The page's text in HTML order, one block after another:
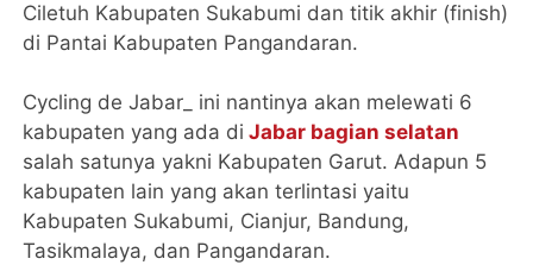
Ciletuh Kabupaten Sukabumi dan titik akhir (finish)
di Pantai Kabupaten Pangandaran.
Cycling de Jabar_ ini nantinya akan melewati 6
kabupaten yang ada di Jabar bagian selatan
salah satunya yakni Kabupaten Garut. Adapun 5
kabupaten lain yang akan terlintasi yaitu
Kabupaten Sukabumi, Cianjur, Bandung,
Tasikmalaya, dan Pangandaran.